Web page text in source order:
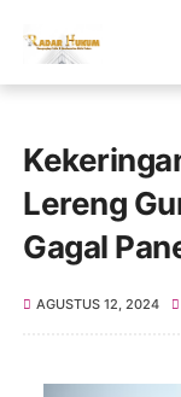
Lereng
Gagal
AGUSTUS 12, 2024